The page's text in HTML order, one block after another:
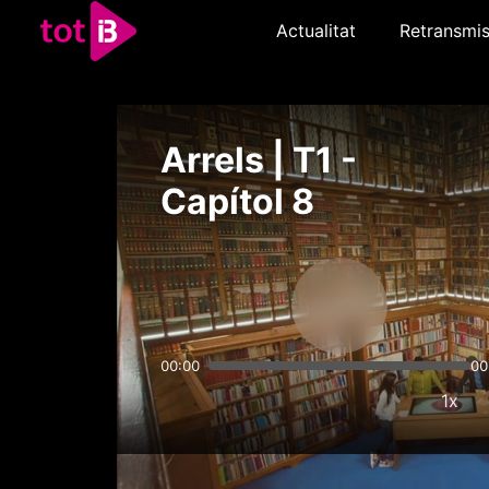
Actualitat
Arrels | T1 -
Capítol 8
00:00
1x